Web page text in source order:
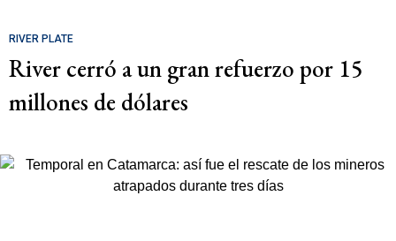
RIVER PLATE
River cerró a un gran refuerzo por 15
millones de dólares